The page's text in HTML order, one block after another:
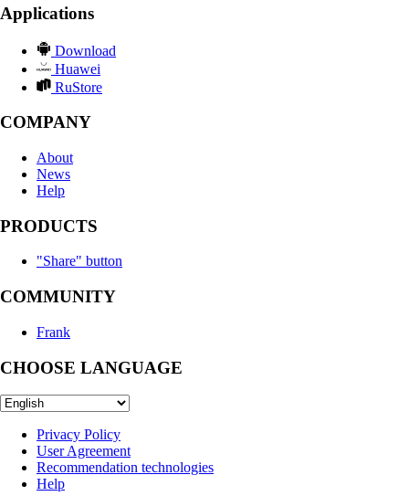
Applications
Download
Huawei
RuStore
COMPANY
About
News
Help
PRODUCTS
"Share" button
COMMUNITY
Frank
CHOOSE LANGUAGE
Privacy Policy
User Agreement
Recommendation technologies
Help